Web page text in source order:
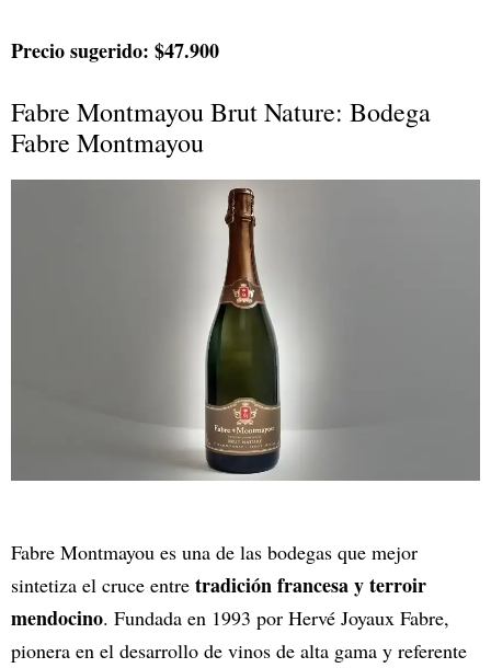
Precio sugerido: $47.900
Fabre Montmayou Brut Nature: Bodega
Fabre Montmayou
Fabre Montmayou es una de las bodegas que mejor
sintetiza el cruce entre tradición francesa y terroir
mendocino. Fundada en 1993 por Hervé Joyaux Fabre,
pionera en el desarrollo de vinos de alta gama y referente